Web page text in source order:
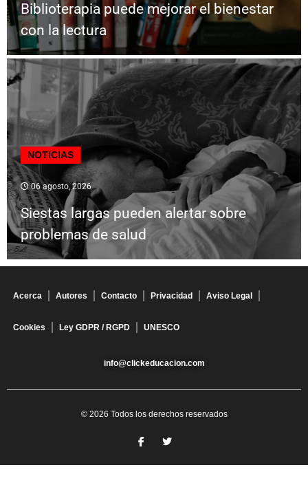
Biblioterapia puede mejorar el bienestar
con la lectura
NOTICIAS
06 agosto, 2026
Siestas largas pueden alertar sobre
problemas de salud
Acerca Autores Contacto Privacidad Aviso Legal
Cookies Ley GDPR / RGPD UNESCO
info@clickeducacion.com
© 2026 Todos los derechos reservados